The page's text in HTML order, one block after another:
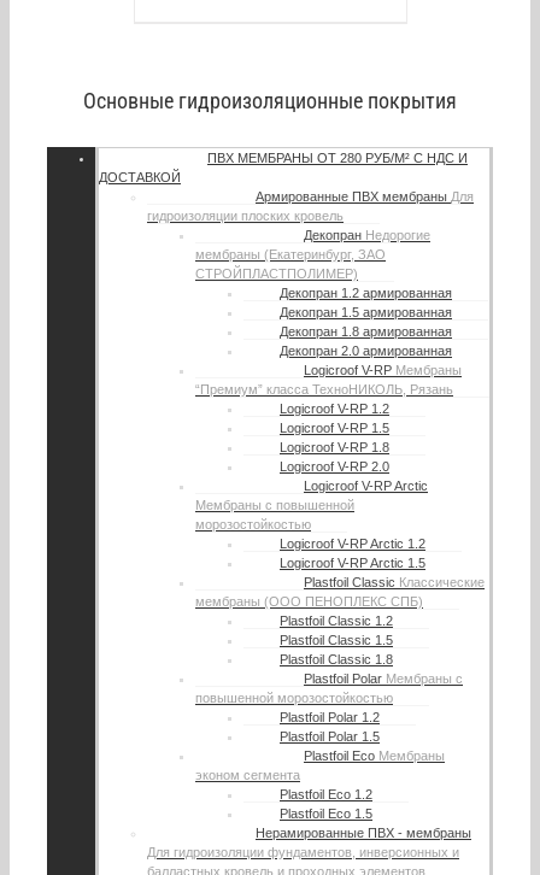
Основные гидроизоляционные покрытия
ПВХ МЕМБРАНЫ ОТ 280 РУБ/М² С НДС И
ДОСТАВКОЙ
Армированные ПВХ мембраны Для
гидроизоляции плоских кровель
Декопран Недорогие
мембраны (Екатеринбург, ЗАО
СТРОЙПЛАСТПОЛИМЕР)
Декопран 1.2 армированная
Декопран 1.5 армированная
Декопран 1.8 армированная
Декопран 2.0 армированная
Logicroof V-RP Мембраны
“Премиум” класса ТехноНИКОЛЬ, Рязань
Logicroof V-RP 1.2
Logicroof V-RP 1.5
Logicroof V-RP 1.8
Logicroof V-RP 2.0
Logicroof V-RP Arctic
Мембраны с повышенной
морозостойкостью
Logicroof V-RP Arctic 1.2
Logicroof V-RP Arctic 1.5
Plastfoil Classic Классические
мембраны (ООО ПЕНОПЛЕКС СПБ)
Plastfoil Classic 1.2
Plastfoil Classic 1.5
Plastfoil Classic 1.8
Plastfoil Polar Мембраны с
повышенной морозостойкостью
Plastfoil Polar 1.2
Plastfoil Polar 1.5
Plastfoil Eco Мембраны
эконом сегмента
Plastfoil Eco 1.2
Plastfoil Eco 1.5
Нерамированные ПВХ - мембраны
Для гидроизоляции фундаментов, инверсионных и
балластных кровель и проходных элементов